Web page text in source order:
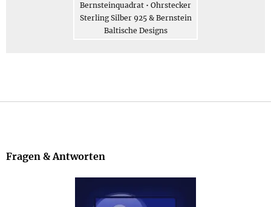
Bernsteinquadrat • Ohrstecker
Sterling Silber 925 & Bernstein
Baltische Designs
Fragen & Antworten